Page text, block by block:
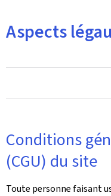
Aspects
Conditions
(CGU) du site
Toute personne faisant